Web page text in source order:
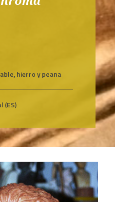
hierro y peana
(ES)